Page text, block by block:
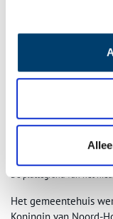
De plattegrond van het
Het gemeentehuis
Koningin van Noord-